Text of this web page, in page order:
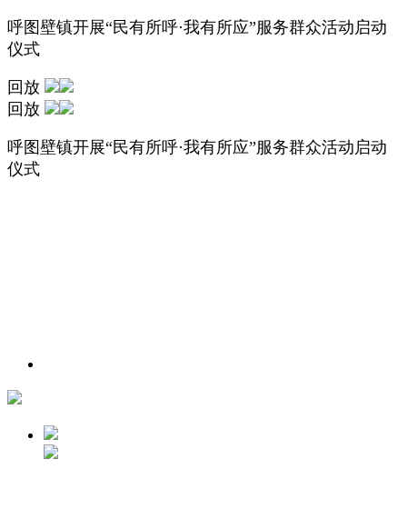
呼图壁镇开展“民有所呼·我有所应”服务群众活动启动
仪式
回放
回放
呼图壁镇开展“民有所呼·我有所应”服务群众活动启动
仪式